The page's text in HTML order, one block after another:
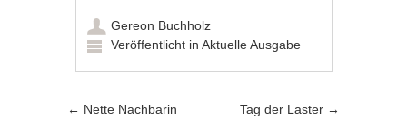
Gereon Buchholz
Veröffentlicht inAktuelle Ausgabe
Artikel-Navigation
← Nette Nachbarin Tag der Laster →